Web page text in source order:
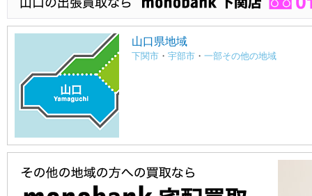
山口県地域
下関市 ・ 宇部市 ・ 一部その他の地域